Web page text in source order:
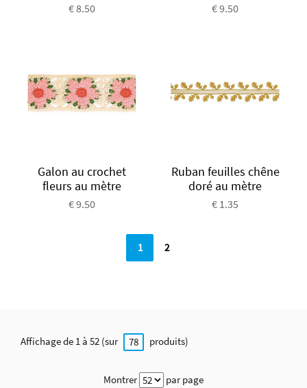
€ 8.50 € 9.50
Galon au crochet
fleurs au mètre
€ 9.50
Ruban feuilles chêne
doré au mètre
€ 1.35
1 2
Affichage de 1 à 52 (sur 78 produits)
Montrer par page